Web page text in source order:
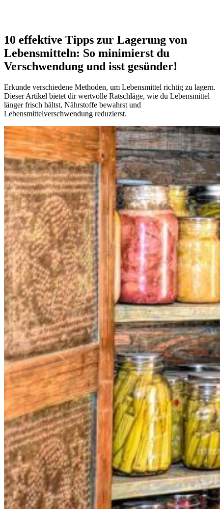
10 effektive Tipps zur Lagerung von
Lebensmitteln: So minimierst du
Verschwendung und isst gesünder!
Erkunde verschiedene Methoden, um Lebensmittel richtig zu lagern.
Dieser Artikel bietet dir wertvolle Ratschläge, wie du Lebensmittel
länger frisch hältst, Nährstoffe bewahrst und
Lebensmittelverschwendung reduzierst.